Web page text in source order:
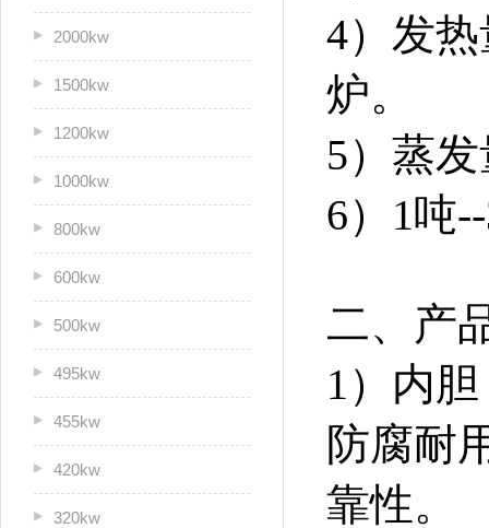
2000kw
1500kw
1200kw
1000kw
800kw
600kw
500kw
495kw
455kw
420kw
320kw
4）发
炉。
5）蒸
6）1吨
二、产
1）内
防腐耐
靠性。